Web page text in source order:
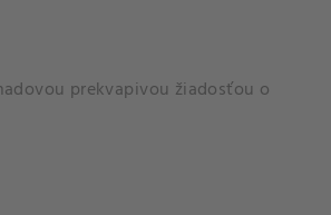
prekvapivou žiadosťou o